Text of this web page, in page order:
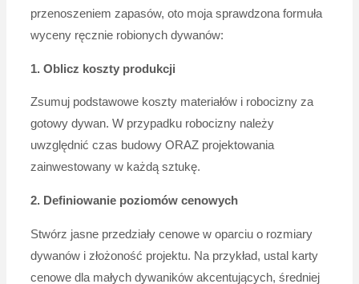
przenoszeniem zapasów, oto moja sprawdzona formuła
wyceny ręcznie robionych dywanów:
1. Oblicz koszty produkcji
Zsumuj podstawowe koszty materiałów i robocizny za
gotowy dywan. W przypadku robocizny należy
uwzględnić czas budowy ORAZ projektowania
zainwestowany w każdą sztukę.
2. Definiowanie poziomów cenowych
Stwórz jasne przedziały cenowe w oparciu o rozmiary
dywanów i złożoność projektu. Na przykład, ustal karty
cenowe dla małych dywaników akcentujących, średniej